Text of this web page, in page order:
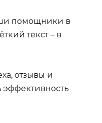
помощники в
текст – в
отзывы и
эффективность